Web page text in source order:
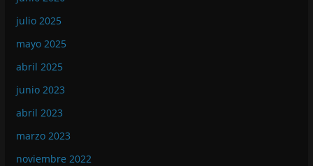
julio 2025
mayo 2025
abril 2025
junio 2023
abril 2023
marzo 2023
noviembre 2022